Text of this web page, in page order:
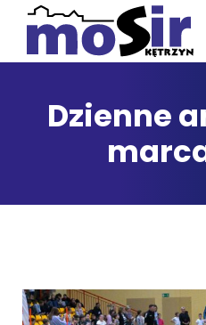
Dzienne